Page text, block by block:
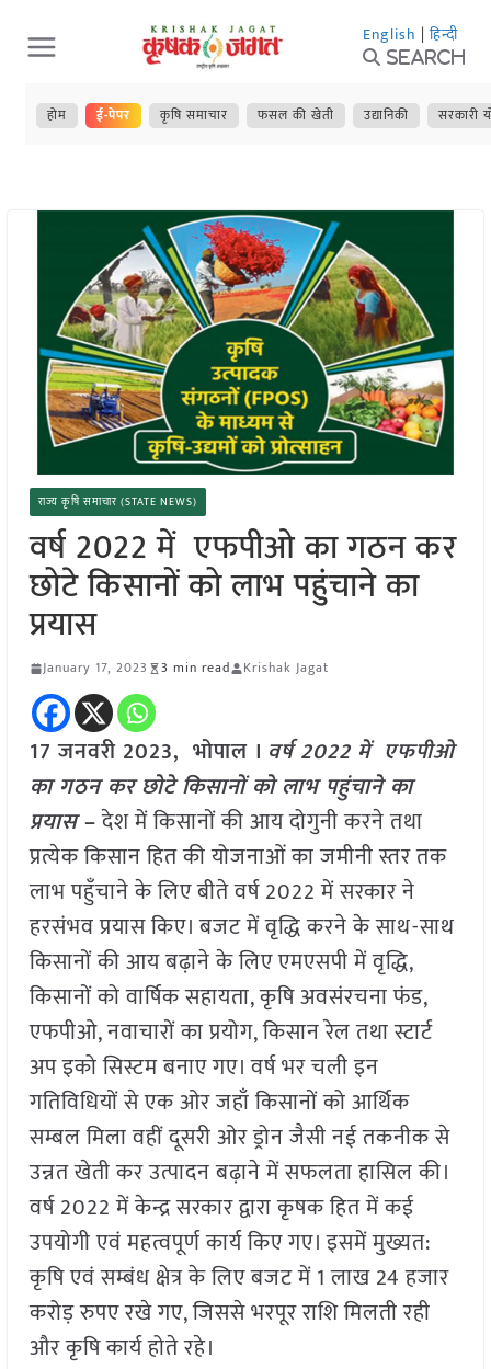
Skip
to
content
English | हिन्दी
Search
होम ई-पेपर कृषि समाचार फसल की खेती उद्यानिकी सरकारी
राज्य कृषि समाचार (STATE NEWS)
वर्ष 2022 में एफपीओ का गठन कर
छोटे किसानों को लाभ पहुंचाने का
प्रयास
January 17, 2023 3 min read Krishak Jagat
17 जनवरी 2023, भोपाल । वर्ष 2022 में एफपीओ
का गठन कर छोटे किसानों को लाभ पहुंचाने का
प्रयास–देश में किसानों की आय दोगुनी करने तथा
प्रत्येक किसान हित की योजनाओं का जमीनी स्तर तक
लाभ पहुँचाने के लिए बीते वर्ष 2022 में सरकार ने
हरसंभव प्रयास किए। बजट में वृद्धि करने के साथ-साथ
किसानों की आय बढ़ाने के लिए एमएसपी में वृद्धि,
किसानों को वार्षिक सहायता, कृषि अवसंरचना फंड,
एफपीओ, नवाचारों का प्रयोग, किसान रेल तथा स्टार्ट
अप इको सिस्टम बनाए गए। वर्ष भर चली इन
गतिविधियों से एक ओर जहाँ किसानों को आर्थिक
सम्बल मिला वहीं दूसरी ओर ड्रोन जैसी नई तकनीक से
उन्नत खेती कर उत्पादन बढ़ाने में सफलता हासिल की।
वर्ष 2022 में केन्द्र सरकार द्वारा कृषक हित में कई
उपयोगी एवं महत्वपूर्ण कार्य किए गए। इसमें मुख्यत:
कृषि एवं सम्बंध क्षेत्र के लिए बजट में 1 लाख 24 हजार
करोड़ रुपए रखे गए, जिससे भरपूर राशि मिलती रही
और कृषि कार्य होते रहे।